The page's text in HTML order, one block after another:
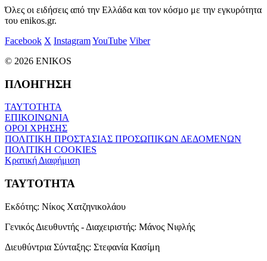
Όλες οι ειδήσεις από την Ελλάδα και τον κόσμο με την εγκυρότητα
του enikos.gr.
Facebook X InstagramYouTube Viber
© 2026 ENIKOS
ΠΛΟΗΓΗΣΗ
ΤΑΥΤΟΤΗΤΑ
ΕΠΙΚΟΙΝΩΝΙΑ
ΟΡΟΙ ΧΡΗΣΗΣ
ΠΟΛΙΤΙΚΗ ΠΡΟΣΤΑΣΙΑΣ ΠΡΟΣΩΠΙΚΩΝ ΔΕΔΟΜΕΝΩΝ
ΠΟΛΙΤΙΚΗ COOKIES
Κρατική Διαφήμιση
ΤΑΥΤΟΤΗΤΑ
Εκδότης: Νίκος Χατζηνικολάου
Γενικός Διευθυντής - Διαχειριστής: Μάνος Νιφλής
Διευθύντρια Σύνταξης: Στεφανία Κασίμη